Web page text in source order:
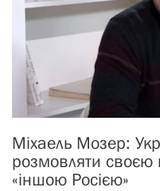
Міхаель Мозер:
розмовляти своєю
«іншою Росією»